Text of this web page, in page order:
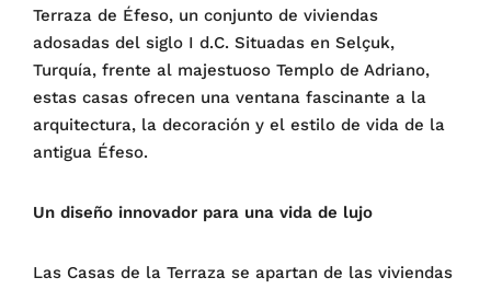
Terraza de Éfeso, un conjunto de viviendas
adosadas del siglo I d.C. Situadas en Selçuk,
Turquía, frente al majestuoso Templo de Adriano,
estas casas ofrecen una ventana fascinante a la
arquitectura, la decoración y el estilo de vida de la
antigua Éfeso.
Un diseño innovador para una vida de lujo
Las Casas de la Terraza se apartan de las viviendas